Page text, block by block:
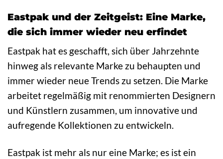
Eastpak und der Zeitgeist: Eine Marke,
die sich immer wieder neu erfindet
Eastpak hat es geschafft, sich über Jahrzehnte
hinweg als relevante Marke zu behaupten und
immer wieder neue Trends zu setzen. Die Marke
arbeitet regelmäßig mit renommierten Designern
und Künstlern zusammen, um innovative und
aufregende Kollektionen zu entwickeln.
Eastpak ist mehr als nur eine Marke; es ist ein